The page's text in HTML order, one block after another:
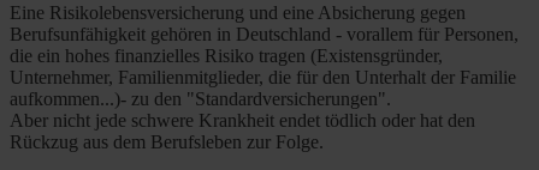
Eine Risikolebensversicherung und eine Absicherung gegen
Berufsunfähigkeit gehören in Deutschland - vorallem für Personen,
die ein hohes finanzielles Risiko tragen (Existensgründer,
Unternehmer, Familienmitglieder, die für den Unterhalt der Familie
aufkommen...)- zu den "Standardversicherungen".
Aber nicht jede schwere Krankheit endet tödlich oder hat den
Rückzug aus dem Berufsleben zur Folge.